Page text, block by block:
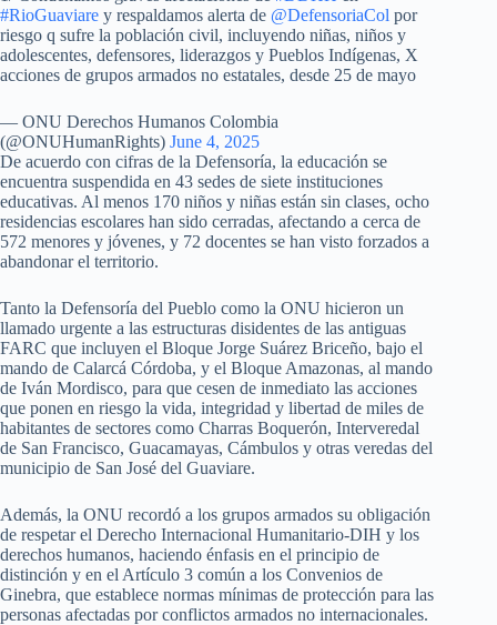
#RioGuaviare y respaldamos alerta de @DefensoriaCol por
riesgo q sufre la población civil, incluyendo niñas, niños y
adolescentes, defensores, liderazgos y Pueblos Indígenas, X
acciones de grupos armados no estatales, desde 25 de mayo
— ONU Derechos Humanos Colombia
(@ONUHumanRights) June 4, 2025
De acuerdo con cifras de la Defensoría, la educación se
encuentra suspendida en 43 sedes de siete instituciones
educativas. Al menos 170 niños y niñas están sin clases, ocho
residencias escolares han sido cerradas, afectando a cerca de
572 menores y jóvenes, y 72 docentes se han visto forzados a
abandonar el territorio.
Tanto la Defensoría del Pueblo como la ONU hicieron un
llamado urgente a las estructuras disidentes de las antiguas
FARC que incluyen el Bloque Jorge Suárez Briceño, bajo el
mando de Calarcá Córdoba, y el Bloque Amazonas, al mando
de Iván Mordisco, para que cesen de inmediato las acciones
que ponen en riesgo la vida, integridad y libertad de miles de
habitantes de sectores como Charras Boquerón, Interveredal
de San Francisco, Guacamayas, Cámbulos y otras veredas del
municipio de San José del Guaviare.
Además, la ONU recordó a los grupos armados su obligación
de respetar el Derecho Internacional Humanitario-DIH y los
derechos humanos, haciendo énfasis en el principio de
distinción y en el Artículo 3 común a los Convenios de
Ginebra, que establece normas mínimas de protección para las
personas afectadas por conflictos armados no internacionales.